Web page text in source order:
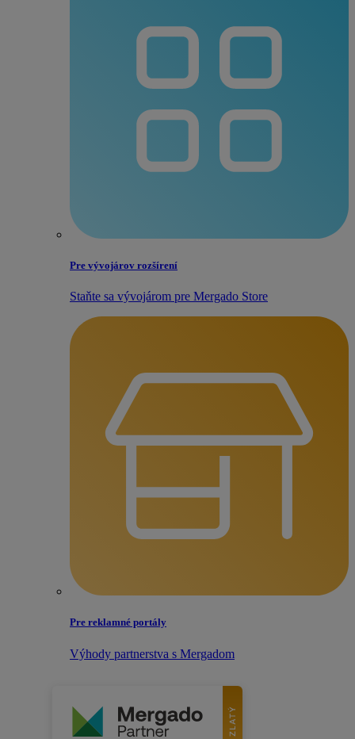
Pre vývojárov rozšírení
Staňte sa vývojárom pre Mergado Store
Pre reklamné portály
Výhody partnerstva s Mergadom